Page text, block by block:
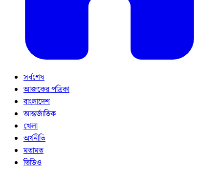
সর্বশেষ
আজকের পত্রিকা
বাংলাদেশ
আন্তর্জাতিক
খেলা
অর্থনীতি
মতামত
ভিডিও